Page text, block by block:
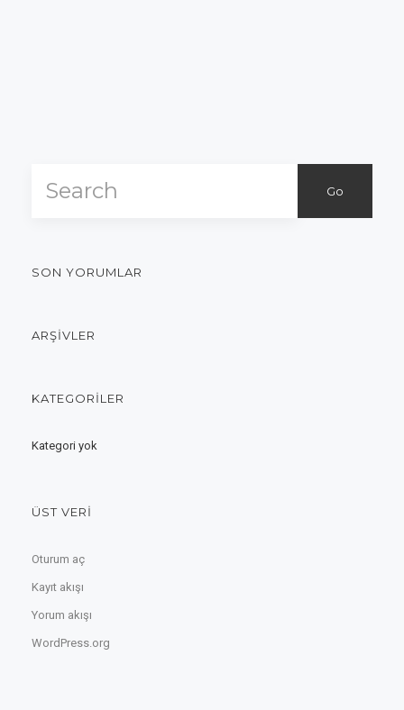
Go
SON YORUMLAR
ARŞIVLER
KATEGORILER
Kategori yok
ÜST VERI
Oturum aç
Kayıt akışı
Yorum akışı
WordPress.org